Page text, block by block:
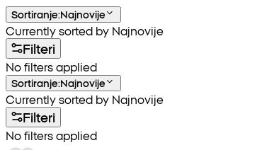
Sortiranje:Najnovije
Currently sorted by Najnovije
Filteri
No filters applied
Sortiranje:Najnovije
Currently sorted by Najnovije
Filteri
No filters applied